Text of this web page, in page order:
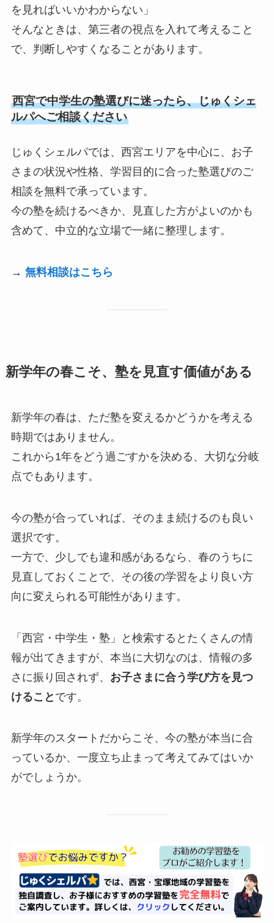
を見ればいいかわからない」
そんなときは、第三者の視点を入れて考えること
で、判断しやすくなることがあります。
西宮で中学生の塾選びに迷ったら、じゅくシェ
ルパへご相談ください
じゅくシェルパでは、西宮エリアを中心に、お子
さまの状況や性格、学習目的に合った塾選びのご
相談を無料で承っています。
今の塾を続けるべきか、見直した方がよいのかも
含めて、中立的な立場で一緒に整理します。
→ 無料相談はこちら
新学年の春こそ、塾を見直す価値がある
新学年の春は、ただ塾を変えるかどうかを考える
時期ではありません。
これから1年をどう過ごすかを決める、大切な分岐
点でもあります。
今の塾が合っていれば、そのまま続けるのも良い
選択です。
一方で、少しでも違和感があるなら、春のうちに
見直しておくことで、その後の学習をより良い方
向に変えられる可能性があります。
「西宮・中学生・塾」と検索するとたくさんの情
報が出てきますが、本当に大切なのは、情報の多
さに振り回されず、 お子さまに合う学び方を見つ
けること です。
新学年のスタートだからこそ、今の塾が本当に合
っているか、一度立ち止まって考えてみてはいか
がでしょうか。